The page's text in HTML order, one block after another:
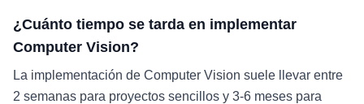
¿Cuánto tiempo se tarda en implementar
Computer Vision?
La implementación de Computer Vision suele llevar entre
2 semanas para proyectos sencillos y 3-6 meses para